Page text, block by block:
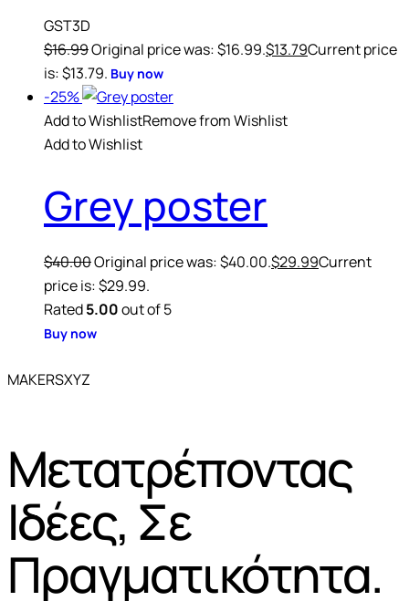
GST3D
$16.99Original price was: $16.99.$13.79Current price
is: $13.79. Buy now
-25%
Add to WishlistRemove from Wishlist
Add to Wishlist
Grey poster
$40.00Original price was: $40.00.$29.99Current
price is: $29.99.
Rated5.00out of 5
Buy now
MAKERSXYZ
Μετατρέποντας
Ιδέες, Σε
Πραγματικότητα.